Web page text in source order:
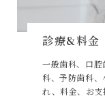
診療&料金
一般歯科、口
科、予防歯科
れ、料金、お